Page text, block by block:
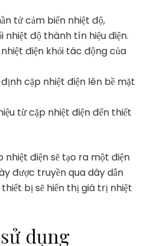
tử cảm biến nhiệt độ,
nhiệt độ thành tín hiệu điện.
nhiệt điện khỏi tác động của
cặp nhiệt điện lên bề mặt
từ cặp nhiệt điện đến thiết
nhiệt điện sẽ tạo ra một điện
được truyền qua dây dẫn
bị sẽ hiển thị giá trị nhiệt
dụng